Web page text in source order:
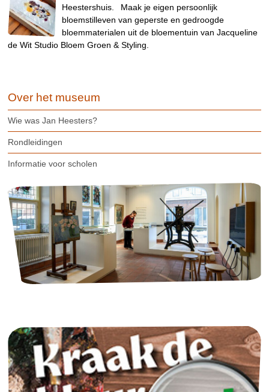
Heestershuis.
Maak je eigen persoonlijk
bloemstilleven van geperste en gedroogde
bloemmaterialen uit de bloementuin van Jacqueline
de Wit Studio Bloem Groen & Styling.
Over het museum
Wie was Jan Heesters?
Rondleidingen
Informatie voor scholen